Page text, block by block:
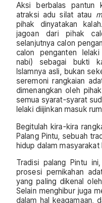
Aksi berbalas pantun
atraksi adu silat atau
pihak dinyatakan kalah.
jagoan dari pihak
selanjutnya calon
calon penganten lelaki
nabi) sebagai bukti
Islamnya asli, bukan
seremoni rangkaian
dimenangkan oleh
semua syarat-syarat
lelaki diijinkan masuk
Begitulah kira-kira
Palang Pintu, sebuah
hidup dalam masyarakat
Tradisi palang Pintu
prosesi pernikahan
yang paling dikenal
Selain menghibur juga
dalam hal keagamaan,